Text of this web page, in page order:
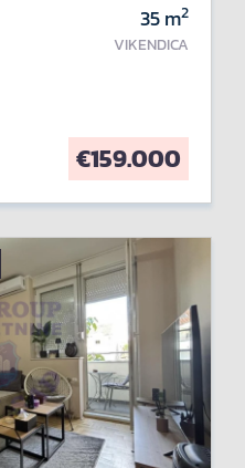
35m2
VIKENDICA
€159.000